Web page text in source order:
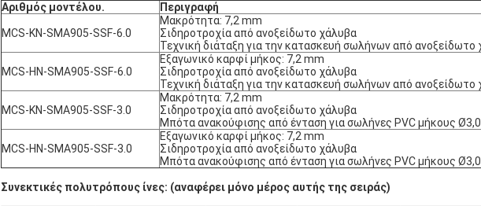
Αριθμός μοντέλου. Περιγραφή
MCS-KN-SMA905-SSF-6.0
Μακρότητα: 7,2 mm
Σιδηροτροχία από ανοξείδωτο χάλυβα
Τεχνική διάταξη για την κατασκευή σωλήνων από ανοξείδωτο
MCS-HN-SMA905-SSF-6.0
Εξαγωνικό καρφί μήκος: 7,2 mm
Σιδηροτροχία από ανοξείδωτο χάλυβα
Τεχνική διάταξη για την κατασκευή σωλήνων από ανοξείδωτο
MCS-KN-SMA905-SSF-3.0
Μακρότητα: 7,2 mm
Σιδηροτροχία από ανοξείδωτο χάλυβα
Μπότα ανακούφισης από ένταση για σωλήνες PVC μήκους
MCS-HN-SMA905-SSF-3.0
Εξαγωνικό καρφί μήκος: 7,2 mm
Σιδηροτροχία από ανοξείδωτο χάλυβα
Μπότα ανακούφισης από ένταση για σωλήνες PVC μήκους
Συνεκτικές πολυτρόπους ίνες: (αναφέρει μόνο μέρος αυτής της σειράς)